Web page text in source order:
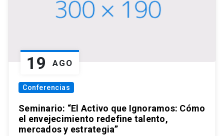
19 AGO
Conferencias
Seminario: “El Activo que Ignoramos: Cómo
el envejecimiento redefine talento,
mercados y estrategia”